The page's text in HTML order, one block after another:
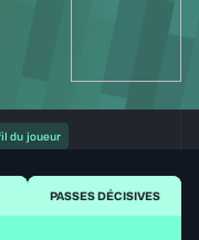
du joueur
PASSES DÉCISIVES